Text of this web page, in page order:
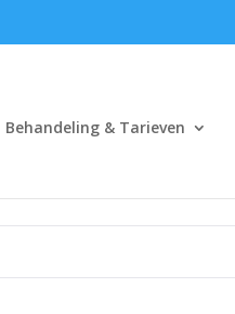
Behandeling & Tarieven